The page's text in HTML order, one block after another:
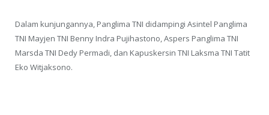
Dalam kunjungannya, Panglima TNI didampingi Asintel Panglima
TNI Mayjen TNI Benny Indra Pujihastono, Aspers Panglima TNI
Marsda TNI Dedy Permadi, dan Kapuskersin TNI Laksma TNI Tatit
Eko Witjaksono.